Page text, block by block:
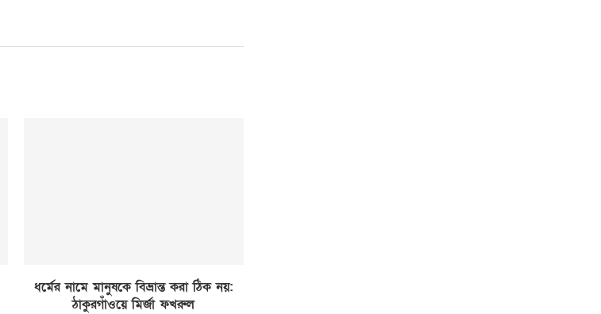
ধর্মের নামে মানুষকে বিভ্রান্ত করা ঠিক নয়:
ঠাকুরগাঁওয়ে মির্জা ফখরুল